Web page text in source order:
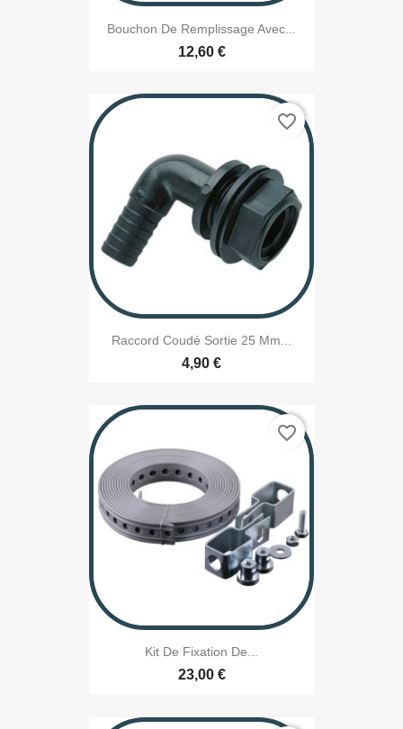
Bouchon De Remplissage Avec...
12,60 €
Raccord Coudé Sortie 25 Mm...
4,90 €
favorite_border
Kit De Fixation De...
23,00 €
favorite_border